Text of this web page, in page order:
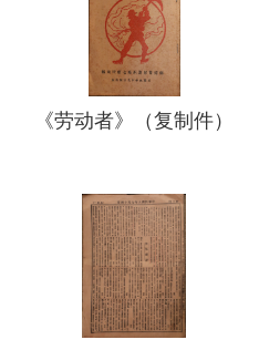
《劳动者》（复制件）